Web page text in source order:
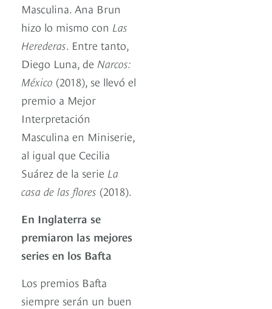
Masculina. Ana Brun
hizo lo mismo con Las
Herederas. Entre tanto,
Diego Luna, de Narcos:
México (2018), se llevó el
premio a Mejor
Interpretación
Masculina en Miniserie,
al igual que Cecilia
Suárez de la serie La
casa de las flores (2018).
En Inglaterra se
premiaron las mejores
series en los Bafta
Los premios Bafta
siempre serán un buen